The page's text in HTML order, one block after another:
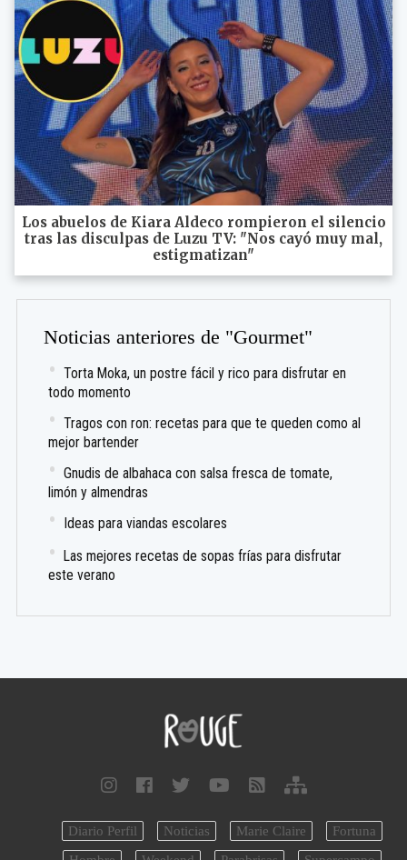
Los abuelos de Kiara Aldeco rompieron el silencio
tras las disculpas de Luzu TV: "Nos cayó muy mal,
estigmatizan"
Noticias anteriores de "Gourmet"
Torta Moka, un postre fácil y rico para disfrutar en
todo momento
Tragos con ron: recetas para que te queden como al
mejor bartender
Gnudis de albahaca con salsa fresca de tomate,
limón y almendras
Ideas para viandas escolares
Las mejores recetas de sopas frías para disfrutar
este verano
Diario Perfil Noticias Marie Claire
Fortuna